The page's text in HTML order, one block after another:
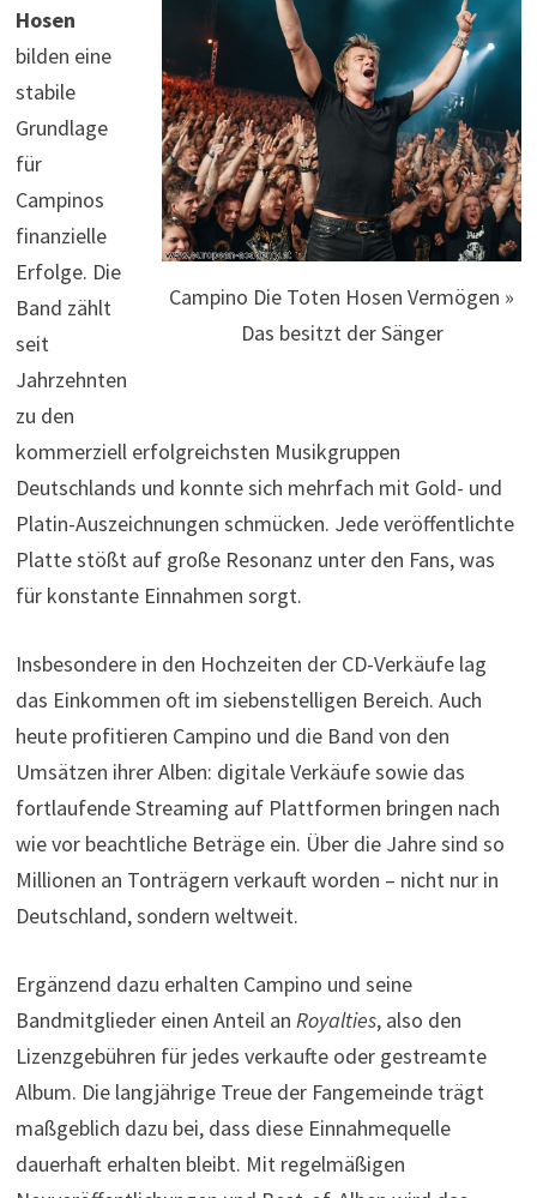
Campino Die Toten Hosen Vermögen »
Das besitzt der Sänger
Hosen
bilden eine
stabile
Grundlage
für
Campinos
finanzielle
Erfolge. Die
Band zählt
seit
Jahrzehnten
zu den
kommerziell erfolgreichsten Musikgruppen
Deutschlands und konnte sich mehrfach mit Gold- und
Platin-Auszeichnungen schmücken. Jede veröffentlichte
Platte stößt auf große Resonanz unter den Fans, was
für konstante Einnahmen sorgt.
Insbesondere in den Hochzeiten der CD-Verkäufe lag
das Einkommen oft im siebenstelligen Bereich. Auch
heute profitieren Campino und die Band von den
Umsätzen ihrer Alben: digitale Verkäufe sowie das
fortlaufende Streaming auf Plattformen bringen nach
wie vor beachtliche Beträge ein. Über die Jahre sind so
Millionen an Tonträgern verkauft worden – nicht nur in
Deutschland, sondern weltweit.
Ergänzend dazu erhalten Campino und seine
Bandmitglieder einen Anteil an Royalties, also den
Lizenzgebühren für jedes verkaufte oder gestreamte
Album. Die langjährige Treue der Fangemeinde trägt
maßgeblich dazu bei, dass diese Einnahmequelle
dauerhaft erhalten bleibt. Mit regelmäßigen